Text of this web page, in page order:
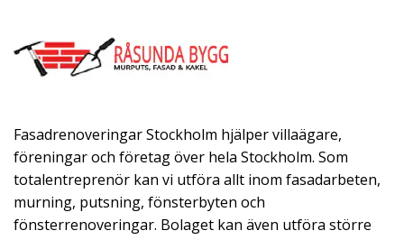
Fasadrenoveringar Stockholm hjälper villaägare,
föreningar och företag över hela Stockholm. Som
totalentreprenör kan vi utföra allt inom fasadarbeten,
murning, putsning, fönsterbyten och
fönsterrenoveringar. Bolaget kan även utföra större